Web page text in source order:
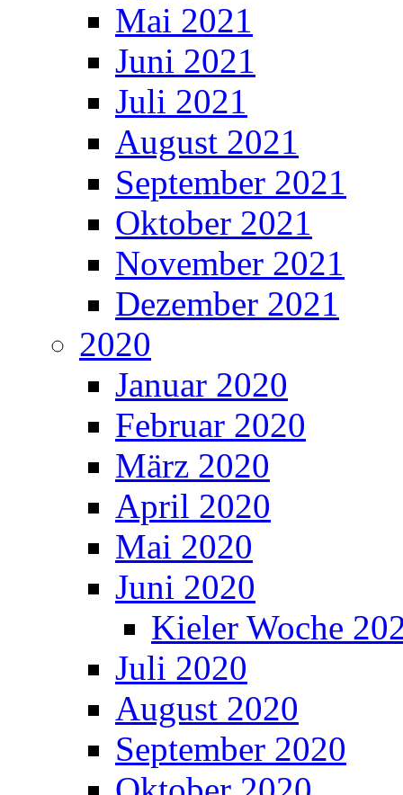
Mai 2021
Juni 2021
Juli 2021
August 2021
September 2021
Oktober 2021
November 2021
Dezember 2021
2020
Januar 2020
Februar 2020
März 2020
April 2020
Mai 2020
Juni 2020
Kieler Woche
Juli 2020
August 2020
September 2020